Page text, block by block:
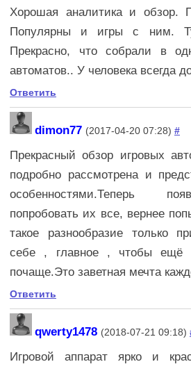
Хорошая аналитика и обзор.
Популярны и игры с ним.
Прекрасно, что собрали в
автоматов.. У человека всегда
Ответить
dimon77 (2017-04-20 07:28) #
Прекрасный обзор игровых
подробно рассмотрена и
особенностями.Теперь
попробовать их все, вернее
такое разнообразие только
себе , главное , чтобы
почаще.Это заветная мечта
Ответить
qwerty1478 (2018-07-21 09:18)
Игровой аппарат ярко и